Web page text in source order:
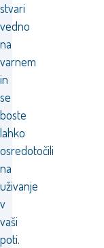
stvari
vedno
na
varnem
in
se
boste
lahko
osredotočili
na
uživanje
v
vaši
poti.